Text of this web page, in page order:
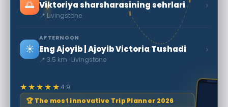
🌅 Viktoriya sharsharasining sehrlari
📍 Livingstone
›
☀️
AFTERNOON
Eng Ajoyib | Ajoyib Victoria Tushadi
📍 3.5 km · Livingstone
›
★★★★★4.9
🏆 The most innovative Trip Planner 2026